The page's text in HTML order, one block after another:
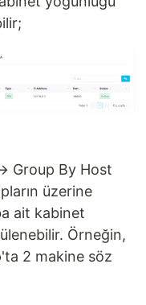
Group By Host
üzerine
ait kabinet
Örneğin,
2 makine söz